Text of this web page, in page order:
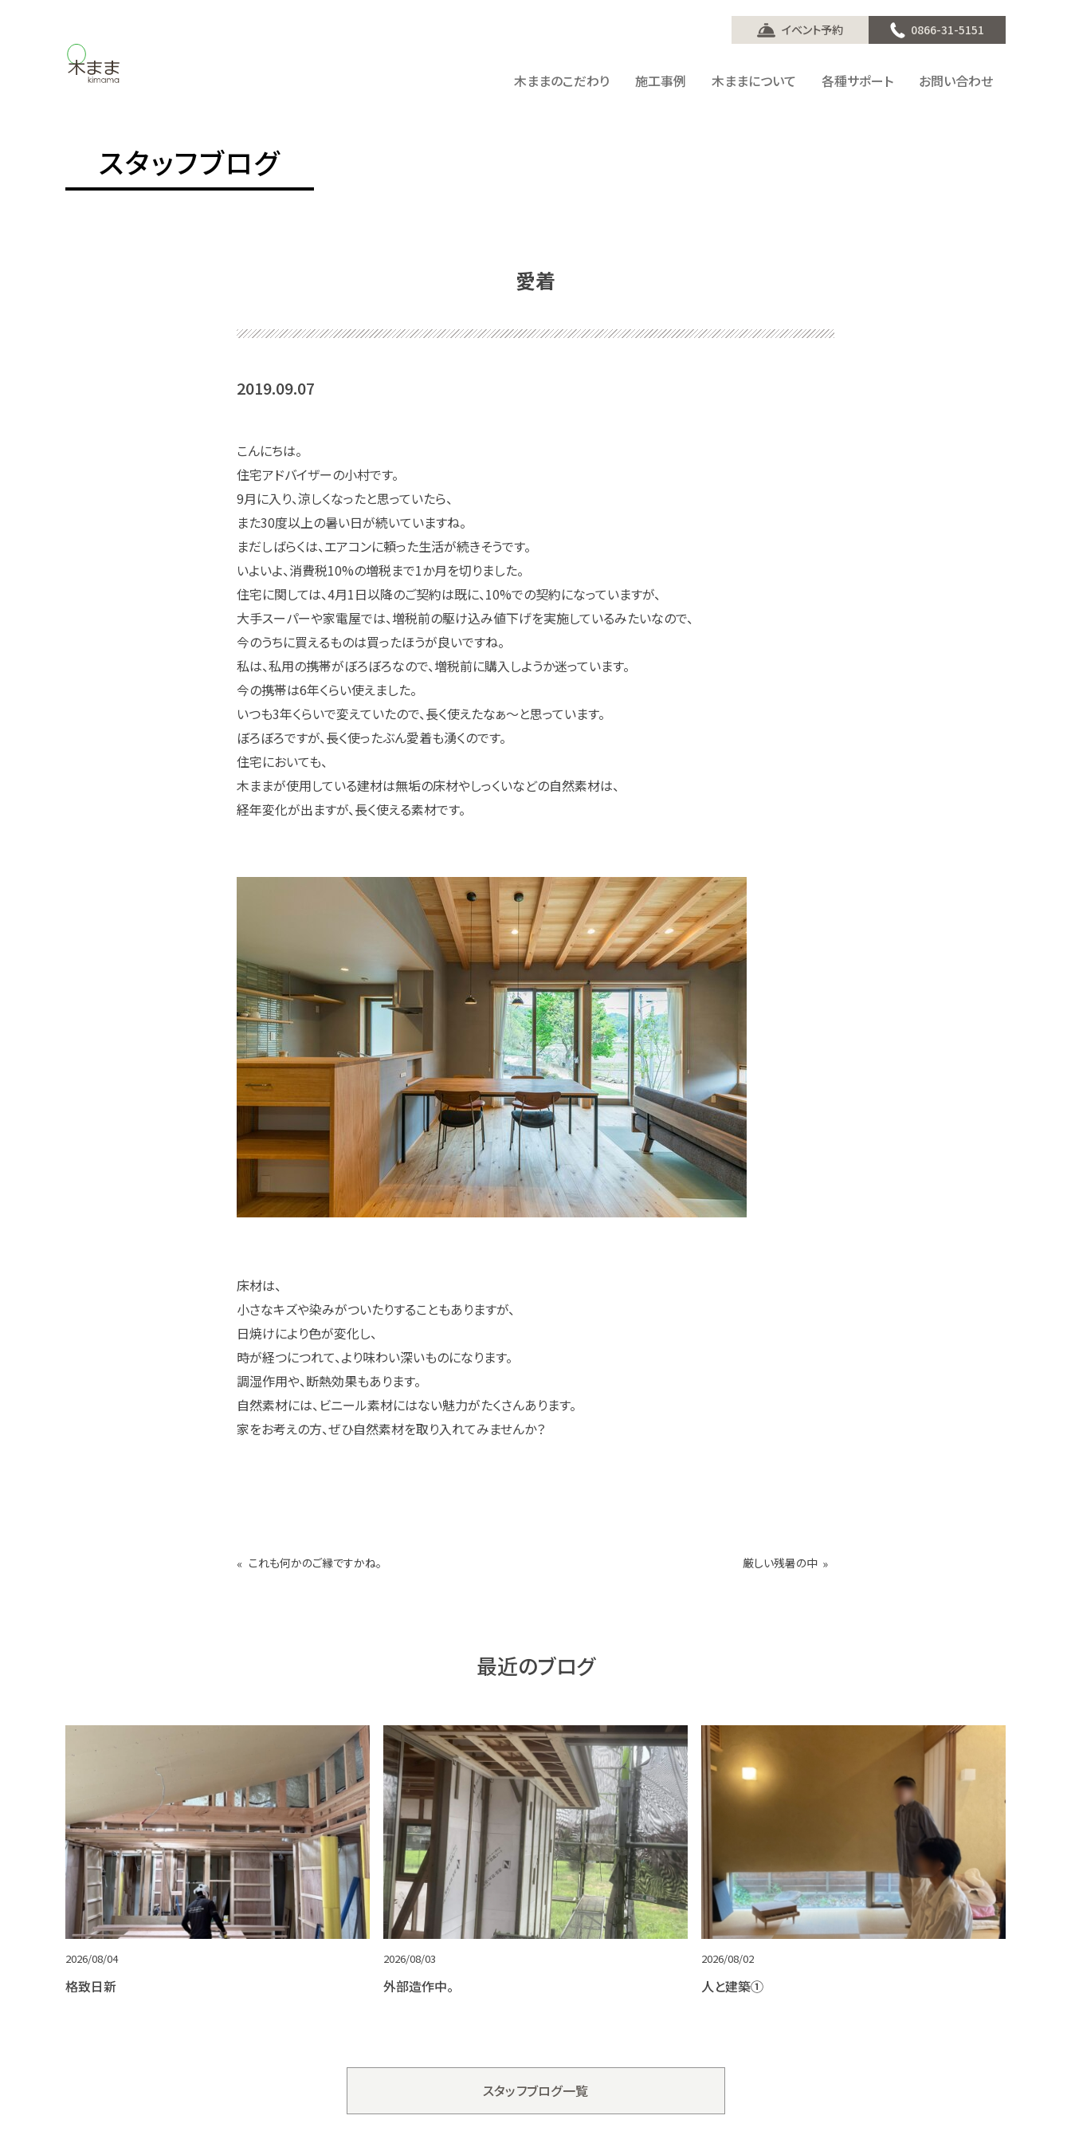
イベント予約 0866-31-5151
木ままのこだわり 施工事例 木ままについて 各種サポート お問い合わせ
スタッフブログ
愛着
2019.09.07
こんにちは。
住宅アドバイザーの小村です。
9月に入り、涼しくなったと思っていたら、
また30度以上の暑い日が続いていますね。
まだしばらくは、エアコンに頼った生活が続きそうです。
いよいよ、消費税10%の増税まで1か月を切りました。
住宅に関しては、4月1日以降のご契約は既に、10%での契約になっていますが、
大手スーパーや家電屋では、増税前の駆け込み値下げを実施しているみたいなので、
今のうちに買えるものは買ったほうが良いですね。
私は、私用の携帯がぼろぼろなので、増税前に購入しようか迷っています。
今の携帯は6年くらい使えました。
いつも3年くらいで変えていたので、長く使えたなぁ～と思っています。
ぼろぼろですが、長く使ったぶん愛着も湧くのです。
住宅においても、
木ままが使用している建材は無垢の床材やしっくいなどの自然素材は、
経年変化が出ますが、長く使える素材です。
床材は、
小さなキズや染みがついたりすることもありますが、
日焼けにより色が変化し、
時が経つにつれて、より味わい深いものになります。
調湿作用や、断熱効果もあります。
自然素材には、ビニール素材にはない魅力がたくさんあります。
家をお考えの方、ぜひ自然素材を取り入れてみませんか？
« これも何かのご縁ですかね。 厳しい残暑の中 »
最近のブログ
2026/08/04
格致日新
2026/08/03
外部造作中。
2026/08/02
人と建築①
スタッフブログ一覧